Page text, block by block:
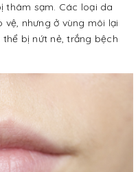
thâm sạm. Các loại da
nhưng ở vùng môi lại
bị nứt nẻ, trắng bệch